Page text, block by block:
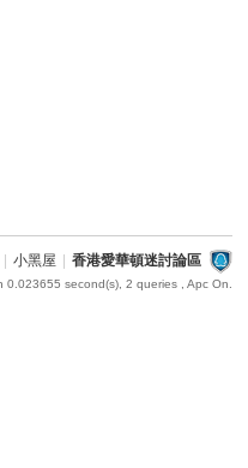
小黑屋 香港愛華頓迷討論區
0.023655 second(s), 2 queries , Apc On.